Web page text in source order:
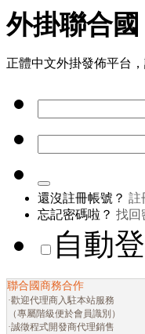
外掛聯合國
正體中文外掛發佈平台
還沒註冊帳號？ 註
忘記密碼啦？ 找回
自動
聯合國商務合作
·歡迎代理商入駐本站服務
（專屬階級便於會員識別）
·誠徵程式開發商代理銷售